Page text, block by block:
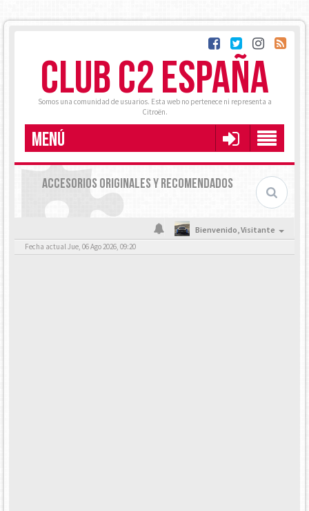
CLUB C2 ESPAÑA
Somos una comunidad de usuarios. Esta web no pertenece ni representa a
Citroën.
MENÚ
ACCESORIOS ORIGINALES Y RECOMENDADOS
Bienvenido,Visitante
Fecha actual Jue, 06 Ago 2026, 09:20